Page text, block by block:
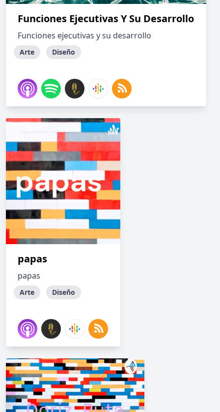
Funciones Ejecutivas Y Su Desarrollo
Funciones ejecutivas y su desarrollo
Arte Diseño
papas
papas
Arte Diseño